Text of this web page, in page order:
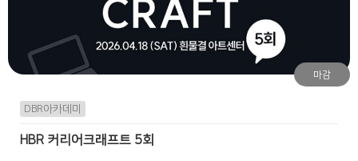
마감
DBR아카데미
HBR 커리어크래프트 5회